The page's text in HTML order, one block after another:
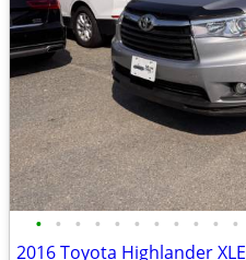
• • • • • • • • • • •
2016 Toyota Highlander XLE